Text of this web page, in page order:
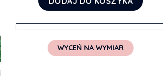
WYCEŃ NA WYMIAR